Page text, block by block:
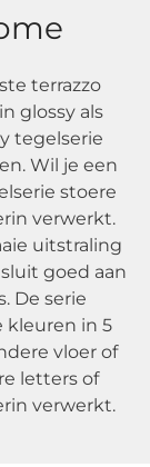
terrazzo
glossy als
tegelserie
Wil je een
stoere
verwerkt.
uitstraling
goed aan
De serie
kleuren in 5
vloer of
letters of
verwerkt.